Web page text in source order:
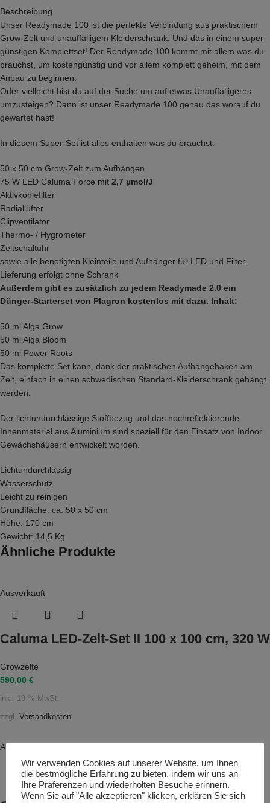
Beschreibung
Unser Readymade 100 ist die perfekte Verbindung aus praktischem
Grow-Zelt und unauffälligem Kleiderschrank. Und das in einem super
günstigen Komplettset! Der Readymade 100 kommt mit allem was du
brauchst, um kostengünstig und vor allem komplett geheim, mit dem
Anbau zu beginnen.
Oder vielleicht bist du auf der Suche um auf etwas Unauffälligeres
umzusteigen? Dann ist unser Readymade 100 genau das worauf du
gewartet hast!
In diesem Super-Set ist alles enthalten was du brauchst:
50 x 50 cm Grow-Zelt zum Aufhängen
75 W LED Caluma Force mit 2,7 µmol/J
Aktivkohlefilter
Radiallüfter
Clipventilator
Thermo- / Hygrometer
Zeitschaltuhr
sowie alle benötigten Kleinteile und Aufhänger für LED und Filter.
Lieferung erfolgt ohne Schrank
Außerdem gibt es zusätzlich zu jedem Readymade 2.0 ein
Dünger-Starterset von Plagron kostenlos mit dazu. Inhalt:
50 ml Alga Grow
50 ml Alga Bloom
50 ml Power Roots
Das komplette Set kann, dank der praktischen Aufhängehaken am
Zelt, einfach in einen schwedischen Standard-Kleiderschrank gehängt
werden.
Der lichtundurchlässige Stoffbezug und das hochreflektierende
Innenmaterial aus Aluminium sind speziell für den Einsatz von Indoor
Gewächshäusern entwickelt worden.
Lichtundurchlässig
Wasserschutz
Leicht zu reinigen
Grundfläche: ca. 50 x 50 cm
Höhe: 170 cm
Gewicht: 14,5 Kg
Ähnliche Produkte
Ausverkauft
Caluma LED-Zelt-Set II 100 x 100 cm, 320 W
Growzelte
590,00 €
inkl. 19 % MwSt.
zzgl. Versandkosten
Ausverkauft
Wir verwenden Cookies auf unserer Website, um Ihnen
die bestmögliche Erfahrung zu bieten, indem wir uns an
Ihre Präferenzen und wiederholten Besuche erinnern.
Wenn Sie auf "Alle akzeptieren" klicken, erklären Sie sich